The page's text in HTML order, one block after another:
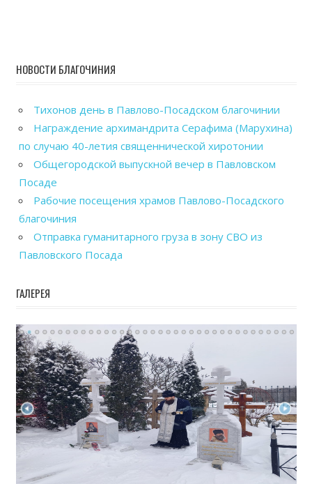
НОВОСТИ БЛАГОЧИНИЯ
Тихонов день в Павлово-Посадском благочинии
Награждение архимандрита Серафима (Марухина)
по случаю 40-летия священнической хиротонии
Общегородской выпускной вечер в Павловском
Посаде
Рабочие посещения храмов Павлово-Посадского
благочиния
Отправка гуманитарного груза в зону СВО из
Павловского Посада
ГАЛЕРЕЯ